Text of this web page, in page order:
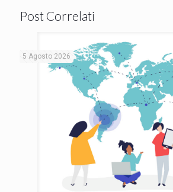
Post Correlati
5 Agosto 2026